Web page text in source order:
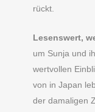
rückt.
Lesenswert,
um Sunja und
wertvollen
von in Japan
der damaligen